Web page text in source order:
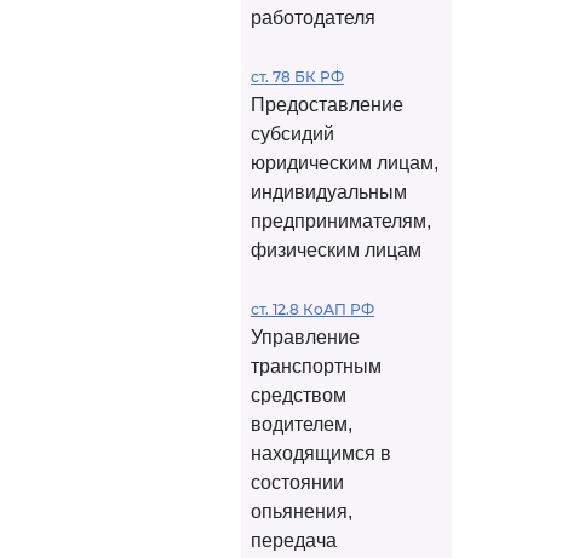
работодателя
ст. 78 БК РФ
Предоставление
субсидий
юридическим лицам,
индивидуальным
предпринимателям,
физическим лицам
ст. 12.8 КоАП РФ
Управление
транспортным
средством
водителем,
находящимся в
состоянии
опьянения,
передача